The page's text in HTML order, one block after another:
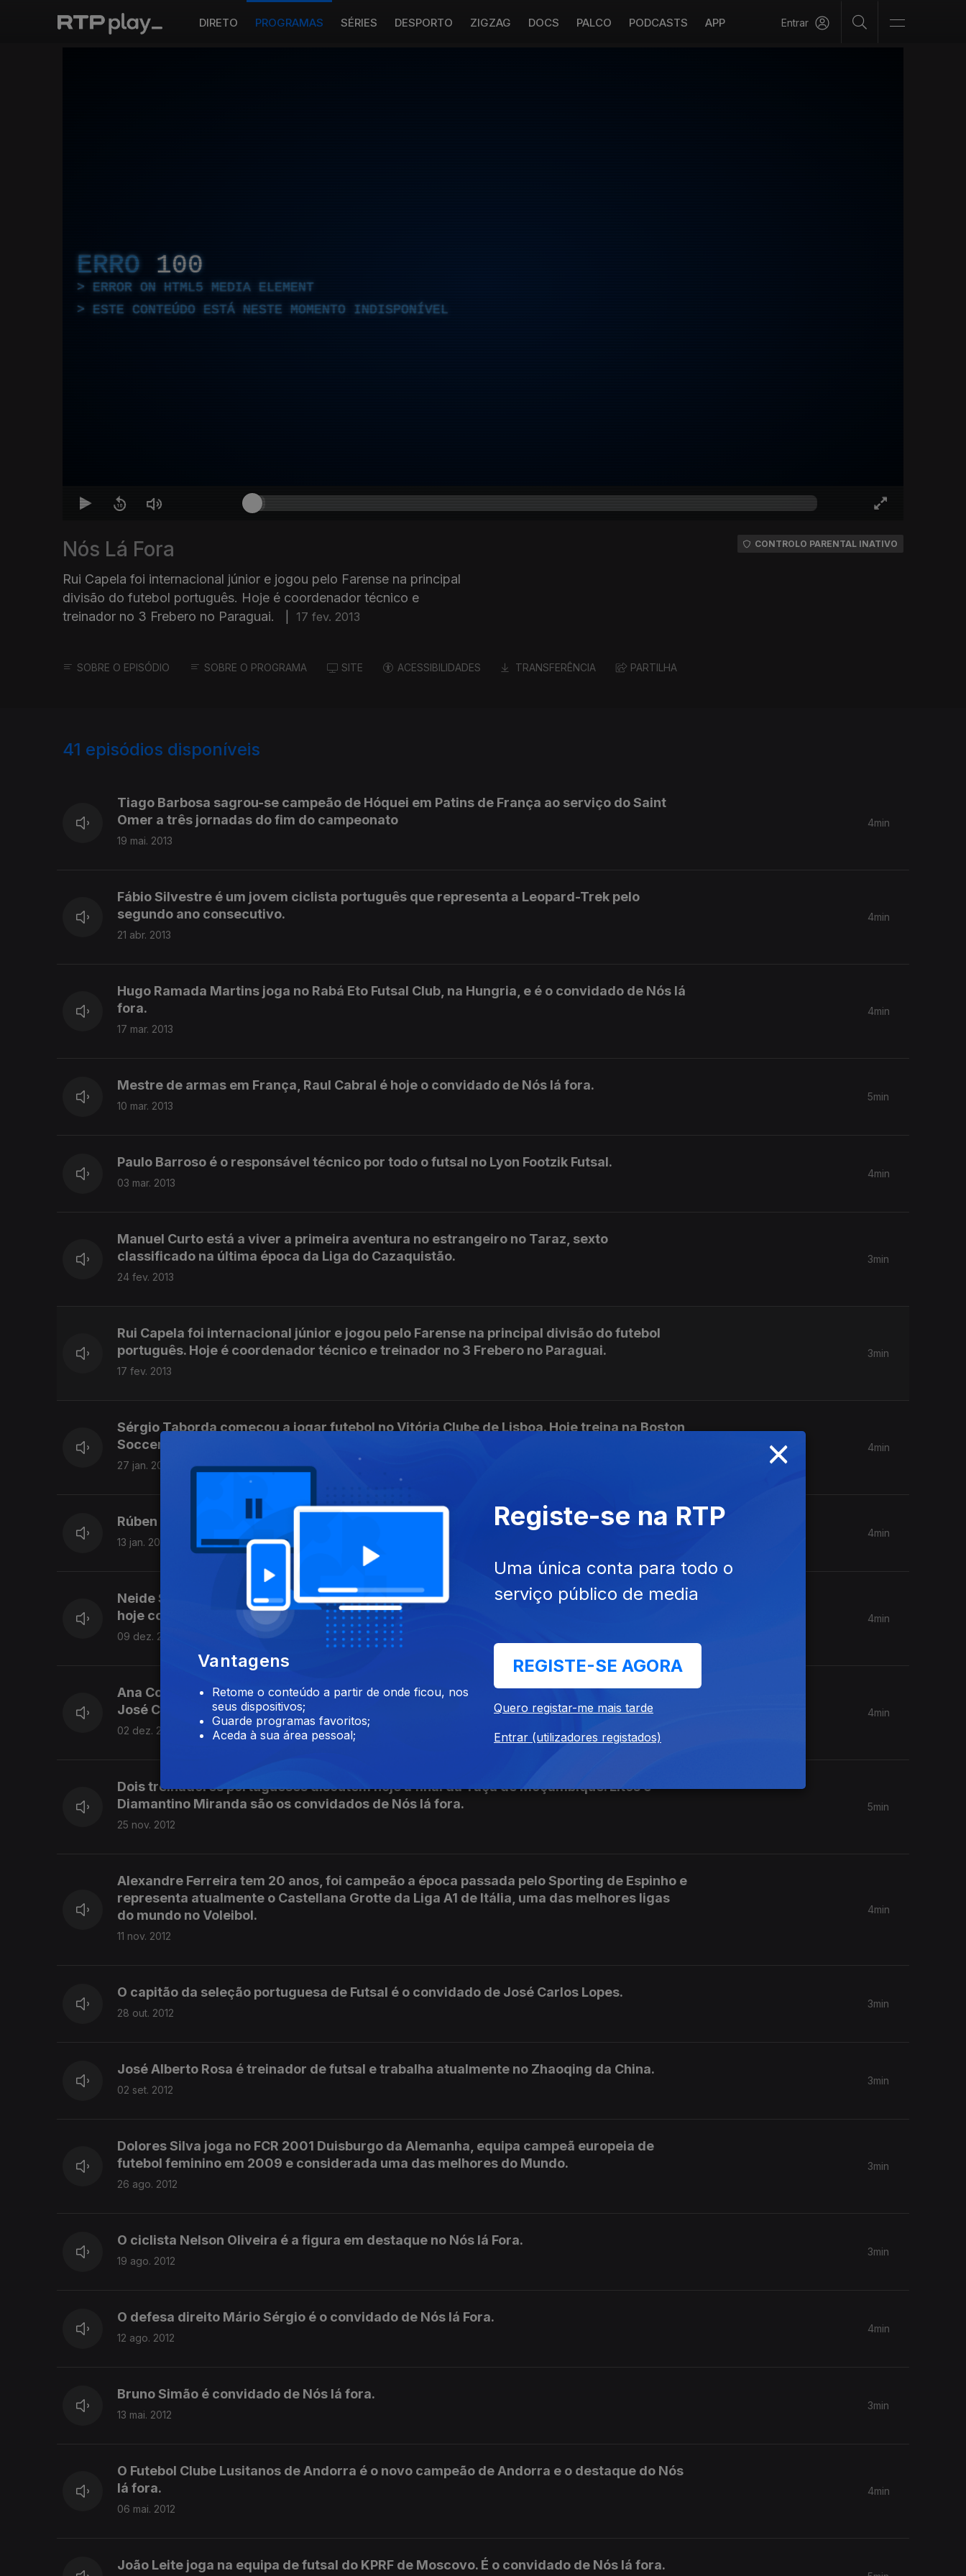
DIRETO PROGRAMAS SÉRIES DESPORTO ZIGZAG DOCS PALCO PODCASTS APP Entrar
ERRO 100
ERROR ON HTML5 MEDIA ELEMENT
ESTE CONTEÚDO ESTÁ NESTE MOMENTO INDISPONÍVEL
Nós Lá Fora
Rui Capela foi internacional júnior e jogou pelo Farense na principal
divisão do futebol português. Hoje é coordenador técnico e
treinador no 3 Frebero no Paraguai.
17 fev. 2013
CONTROLO PARENTAL INATIVO
SOBRE O EPISÓDIO SOBRE O PROGRAMA SITE ACESSIBILIDADES TRANSFERÊNCIA PARTILHA
41 episódios disponíveis
Tiago Barbosa sagrou-se campeão de Hóquei em Patins de França ao serviço do Saint
Omer a três jornadas do fim do campeonato
19 mai. 2013
4min
Fábio Silvestre é um jovem ciclista português que representa a Leopard-Trek pelo
segundo ano consecutivo.
21 abr. 2013
4min
Hugo Ramada Martins joga no Rabá Eto Futsal Club, na Hungria, e é o convidado de Nós lá
fora.
17 mar. 2013
4min
Mestre de armas em França, Raul Cabral é hoje o convidado de Nós lá fora.
10 mar. 2013
5min
Paulo Barroso é o responsável técnico por todo o futsal no Lyon Footzik Futsal.
03 mar. 2013
4min
Manuel Curto está a viver a primeira aventura no estrangeiro no Taraz, sexto
classificado na última época da Liga do Cazaquistão.
24 fev. 2013
3min
Rui Capela foi internacional júnior e jogou pelo Farense na principal divisão do futebol
português. Hoje é coordenador técnico e treinador no 3 Frebero no Paraguai.
17 fev. 2013
3min
Sérgio Taborda começou a jogar futebol no Vitória Clube de Lisboa. Hoje treina na Boston
Soccer Academy.
27 jan. 2013
4min
Rúben Silva, da equipa da Universidade de Dakota do Sul, é o convidado de Nós lá fora.
13 jan. 2013
4min
Neide Simões é uma das guarda redes da seleção portuguesa de futebol feminino que
hoje começa a participação no Torneio Internacional de São Paulo.
09 dez. 2012
4min
Ana Costa é dirigente no Futsal feminino na Universidade de Alicante. É a convidada de
José Carlos Lopes.
02 dez. 2012
4min
Dois treinadores portugueses discutem hoje a final da Taça de Moçambique. Litos e
Diamantino Miranda são os convidados de Nós lá fora.
25 nov. 2012
5min
Alexandre Ferreira tem 20 anos, foi campeão a época passada pelo Sporting de Espinho e
representa atualmente o Castellana Grotte da Liga A1 de Itália, uma das melhores ligas
do mundo no Voleibol.
11 nov. 2012
4min
O capitão da seleção portuguesa de Futsal é o convidado de José Carlos Lopes.
28 out. 2012
3min
José Alberto Rosa é treinador de futsal e trabalha atualmente no Zhaoqing da China.
02 set. 2012
3min
Dolores Silva joga no FCR 2001 Duisburgo da Alemanha, equipa campeã europeia de
futebol feminino em 2009 e considerada uma das melhores do Mundo.
26 ago. 2012
3min
O ciclista Nelson Oliveira é a figura em destaque no Nós lá Fora.
19 ago. 2012
3min
O defesa direito Mário Sérgio é o convidado de Nós lá Fora.
12 ago. 2012
4min
Bruno Simão é convidado de Nós lá fora.
13 mai. 2012
3min
O Futebol Clube Lusitanos de Andorra é o novo campeão de Andorra e o destaque do Nós
lá fora.
06 mai. 2012
4min
João Leite joga na equipa de futsal do KPRF de Moscovo. É o convidado de Nós lá fora.
×
Vantagens
Retome o conteúdo a partir de onde ficou, nos
seus dispositivos;
Guarde programas favoritos;
Aceda à sua área pessoal;
Registe-se na RTP
Uma única conta para todo o
serviço público de media
REGISTE-SE AGORA
Quero registar-me mais tarde
Entrar (utilizadores registados)